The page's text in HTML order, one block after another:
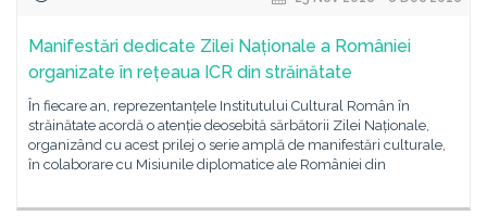
Manifestări dedicate Zilei Naționale a României
organizate în rețeaua ICR din străinătate
În fiecare an, reprezentanțele Institutului Cultural Român în
străinătate acordă o atenție deosebită sărbătorii Zilei Naționale,
organizând cu acest prilej o serie amplă de manifestări culturale,
în colaborare cu Misiunile diplomatice ale României din